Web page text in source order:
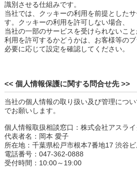
識別させる仕組みです。
当社では、クッキーの利用を前提とした
す。クッキーの利用を許可しない場合、
当社の一部のサービスを受けられないこ
利用を許可するかどうかは、お客様等のブ
必要に応じて設定を確認してください。
<< 個人情報保護に関する問合せ先 >>
当社の個人情報の取り扱い及び管理につ
でお願いします。
個人情報取扱相談窓口：株式会社アスライ
代表者名：岡本 愛子
所在地：千葉県松戸市根本7番地17 渋谷
電話番号：047-362-0888
受付時間：10:00～19:00